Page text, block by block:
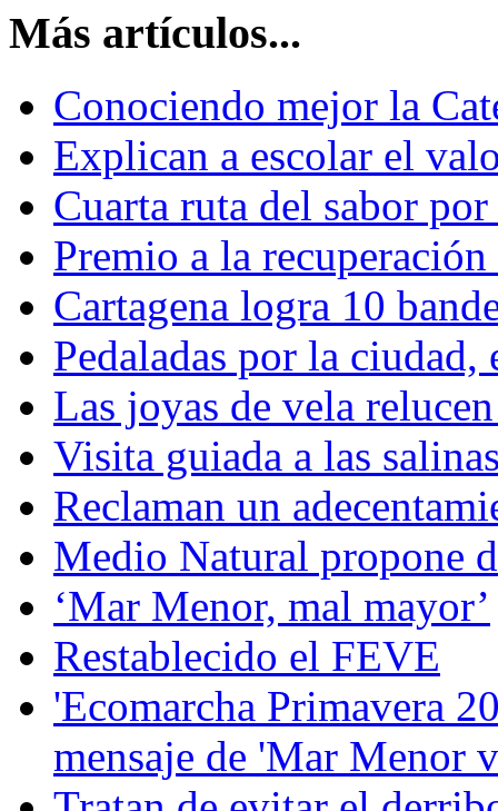
Más artículos...
Conociendo mejor la
Explican a escolar el
Cuarta ruta del sabor
Premio a la recuperación
Cartagena logra 10
Pedaladas por la
Las joyas de vela
Visita guiada a las
Reclaman un
Medio Natural propone
‘Mar Menor, mal mayor’
Restablecido el FEVE
'Ecomarcha Primavera
mensaje de 'Mar Menor